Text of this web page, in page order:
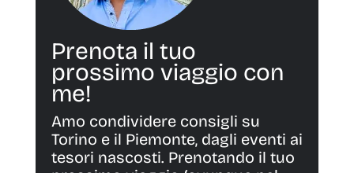
Prenota il tuo
prossimo viaggio con
me!
Amo condividere consigli su
Torino e il Piemonte, dagli eventi ai
tesori nascosti. Prenotando il tuo